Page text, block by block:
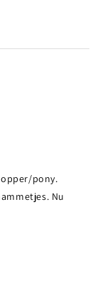
pony.
Nu